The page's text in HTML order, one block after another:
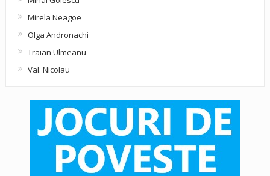
Mirela Neagoe
Olga Andronachi
Traian Ulmeanu
Val. Nicolau